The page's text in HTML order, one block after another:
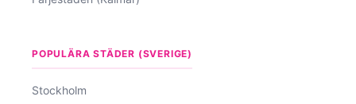
POPULÄRA STÄDER (SVERIGE)
Stockholm